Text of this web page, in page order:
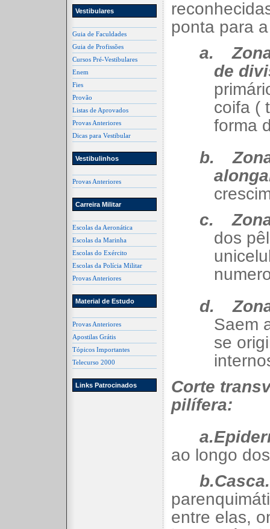
Vestibulares
Guia de Faculdades
Guia de Profissões
Cursos Pré-Vestibulares
Enem
Fies
Provão
Listas de Aprovados
Provas Anteriores
Dicas para Vestibular
Vestibulinhos
Provas Anteriores
Carreira Militar
Escolas da Aeronática
Escolas da Marinha
Escolas do Exército
Escolas da Polícia Militar
Provas Anteriores
Material de Estudo
Provas Anteriores
Apostilas Grátis
Tópicos Importantes
Telecurso 2000
Links Patrocinados
ponta para
a.
de
coifa (
forma
b.
c.
dos
d.
Saem
se
Corte
pilífera:
ao longo
b.Casca.
entre elas,